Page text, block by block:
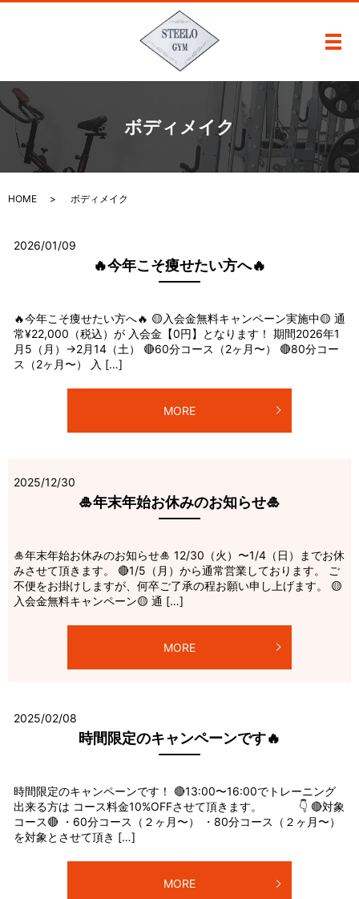
メ
ボディメイク
HOME ボディメイク
2026/01/09
🔥今年こそ痩せたい方へ🔥
🔥今年こそ痩せたい方へ🔥 🟡入会金無料キャンペーン実施中🟡 通
常¥22,000（税込）が 入会金【0円】となります！ 期間2026年1
月5（月）→2月14（土） 🔴60分コース（2ヶ月〜） 🔴80分コー
ス（2ヶ月〜） 入 […]
MORE
2025/12/30
🎍年末年始お休みのお知らせ🎍
🎍年末年始お休みのお知らせ🎍 12/30（火）〜1/4（日）までお休
みさせて頂きます。 🔴1/5（月）から通常営業しております。 ご
不便をお掛けしますが、何卒ご了承の程お願い申し上げます。 🟡
入会金無料キャンペーン🟡 通 […]
MORE
2025/02/08
時間限定のキャンペーンです🔥
時間限定のキャンペーンです！ 🔴13:00〜16:00でトレーニング
出来る方は コース料金10%OFFさせて頂きます。 👇 🔴対象
コース🔴 ・60分コース（２ヶ月〜） ・80分コース（２ヶ月〜）
を対象とさせて頂き […]
MORE